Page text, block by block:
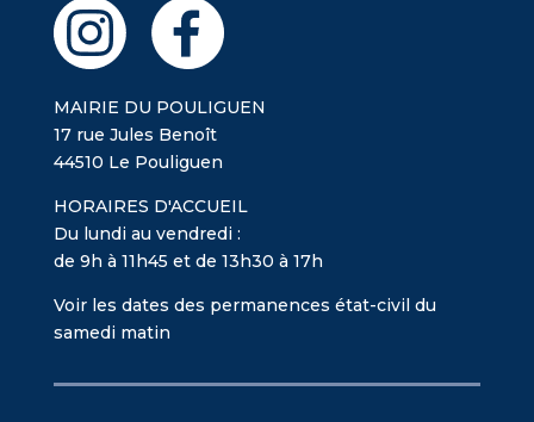
MAIRIE DU POULIGUEN
17 rue Jules Benoît
44510 Le Pouliguen
HORAIRES D'ACCUEIL
Du lundi au vendredi :
de 9h à 11h45 et de 13h30 à 17h
Voir les dates des permanences état-civil du
samedi matin